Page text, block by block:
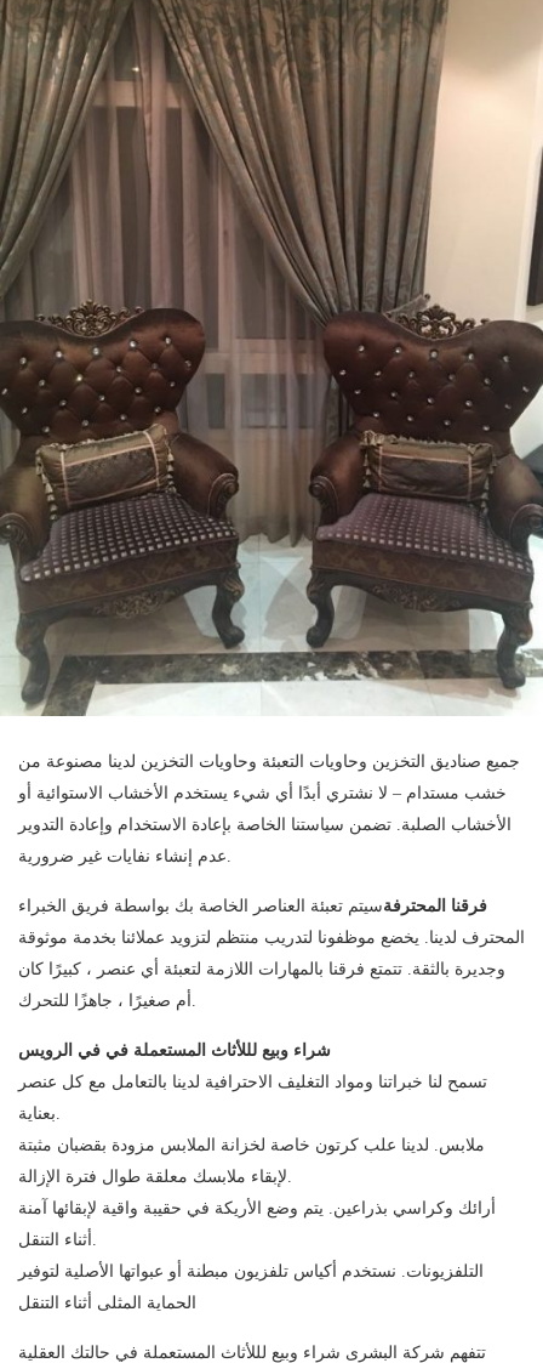
جميع صناديق التخزين وحاويات التعبئة وحاويات التخزين لدينا مصنوعة من
خشب مستدام – لا نشتري أبدًا أي شيء يستخدم الأخشاب الاستوائية أو
الأخشاب الصلبة. تضمن سياستنا الخاصة بإعادة الاستخدام وإعادة التدوير
فرقنا المحترفةسيتم تعبئة العناصر الخاصة بك بواسطة فريق الخبراء
المحترف لدينا. يخضع موظفونا لتدريب منتظم لتزويد عملائنا بخدمة موثوقة
وجديرة بالثقة. تتمتع فرقنا بالمهارات اللازمة لتعبئة أي عنصر ، كبيرًا كان
شراء وبيع لللأثاث المستعملة في في الرويس
تسمح لنا خبراتنا ومواد التغليف الاحترافية لدينا بالتعامل مع كل عنصر
ملابس. لدينا علب كرتون خاصة لخزانة الملابس مزودة بقضبان مثبتة
أرائك وكراسي بذراعين. يتم وضع الأريكة في حقيبة واقية لإبقائها آمنة
التلفزيونات. نستخدم أكياس تلفزيون مبطنة أو عبواتها الأصلية لتوفير
الحماية المثلى أثناء التنقل
تتفهم شركة البشرى شراء وبيع لللأثاث المستعملة في حالتك العقلية